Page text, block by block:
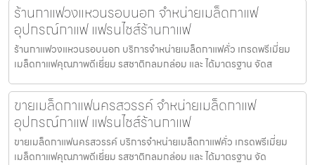
ร้านกาแฟวงแหวนรอบนอก จำหน่ายเมล็ดกาแฟ
อุปกรณ์กาแฟ แฟรนไชส์ร้านกาแฟ
ร้านกาแฟวงแหวนรอบนอก บริการจำหน่ายเมล็ดกาแฟคั่ว เกรดพรีเมี่ยม
เมล็ดกาแฟคุณภาพดีเยี่ยม รสชาติกลมกล่อม และ ได้มาตรฐาน จัดส
ขายเมล็ดกาแฟนครสวรรค์ จำหน่ายเมล็ดกาแฟ
อุปกรณ์กาแฟ แฟรนไชส์ร้านกาแฟ
ขายเมล็ดกาแฟนครสวรรค์ บริการจำหน่ายเมล็ดกาแฟคั่ว เกรดพรีเมี่ยม
เมล็ดกาแฟคุณภาพดีเยี่ยม รสชาติกลมกล่อม และ ได้มาตรฐาน จัด